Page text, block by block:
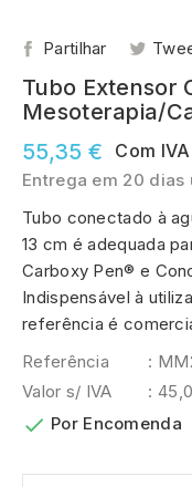
Partilhar
Tubo Extensor
Mesoterapia/
55,35 €
Com IVA
Entrega em 20 dias
Tubo conectado à
13 cm é adequada
Carboxy Pen® e
Indispensável à
referência é
Referência
:
Valor s/ IVA
:
 Por Encomenda